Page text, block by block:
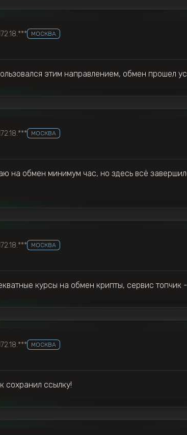
МОСКВА
этим направлением, обмен прошел
МОСКВА
на обмен минимум час, но здесь всё
МОСКВА
курсы на обмен крипты, сервис топчик
МОСКВА
сохранил ссылку!